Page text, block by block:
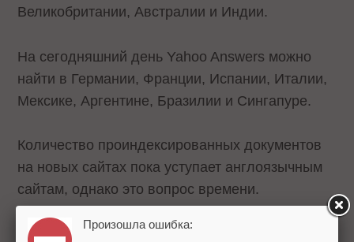
Великобритании, Австралии и Индии.
На сегодняшний день Yahoo Answers можно
найти в Германии, Франции, Испании, Италии,
Мексике, Аргентине, Бразилии и Сингапуре.
Количество проиндексированных документов
на новых сайтах пока уступает англоязычным
сайтам, однако это вопрос времени.
Напомним, что на вопросы пользователей
Произошла ошибка: